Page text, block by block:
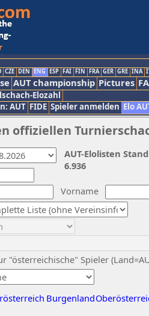
CZE DEN ENG ESP FAI FIN FRA GER GRE INA
AUT championship Pictures
Elozahl
AUT FIDE Spieler anmelden Elo
offiziellen
Vorname
"österreichische" Spieler
Burgenland
AUT-Elolisten
6.936